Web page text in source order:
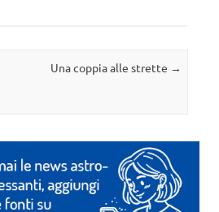
Una coppia alle strette →